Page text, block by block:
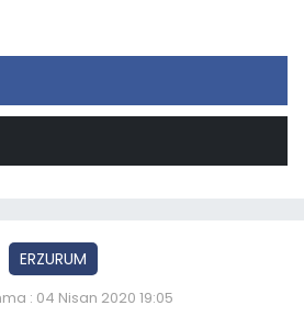
ERZURUM
: 04 Nisan 2020 19:05